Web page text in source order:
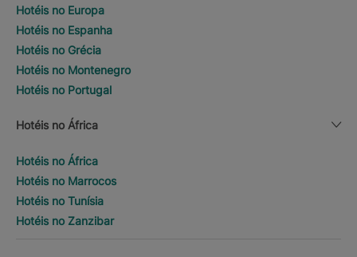
Hotéis no Europa
Hotéis no Espanha
Hotéis no Grécia
Hotéis no Montenegro
Hotéis no Portugal
Hotéis no África
Hotéis no África
Hotéis no Marrocos
Hotéis no Tunísia
Hotéis no Zanzibar